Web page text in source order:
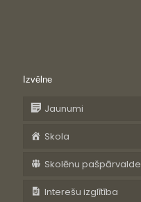
Izvēlne
Jaunumi
Skola
Skolēnu pašpārvalde
Interešu izglītība